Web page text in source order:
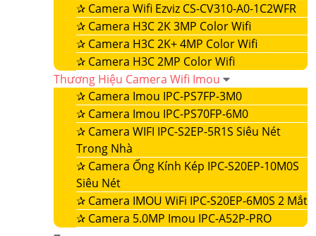
✰ Camera Wifi Ezviz CS-CV310-A0-1C2WFR
✰ Camera H3C 2K 3MP Color Wifi
✰ Camera H3C 2K+ 4MP Color Wifi
✰ Camera H3C 2MP Color Wifi
Thương Hiệu Camera Wifi Imou
✰ Camera Imou IPC-PS7FP-3M0
✰ Camera Imou IPC-PS70FP-6M0
✰ Camera WIFI IPC-S2EP-5R1S Siêu Nét
Trong Nhà
✰ Camera Ống Kính Kép IPC-S20EP-10M0S
Siêu Nét
✰ Camera IMOU WiFi IPC-S20EP-6M0S 2 Mắt
✰ Camera 5.0MP Imou IPC-A52P-PRO